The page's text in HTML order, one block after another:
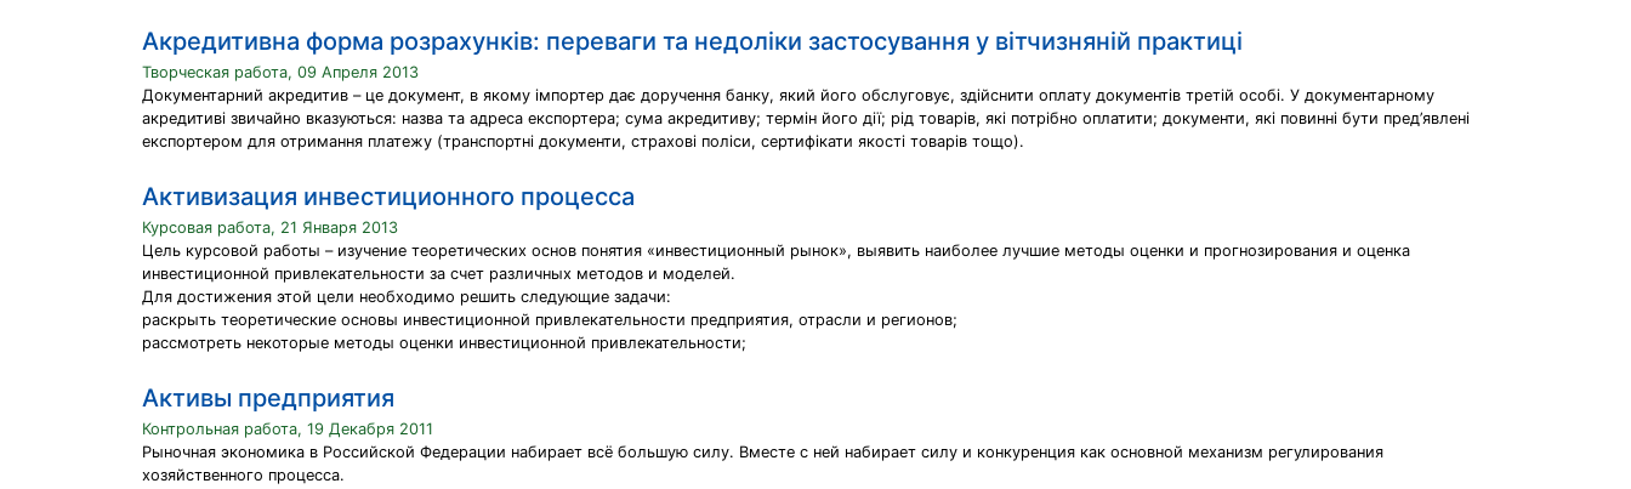
Акредитивна форма розрахунків: переваги та недоліки застосування у вітчизняній практиці
Творческая работа, 09 Апреля 2013
Документарний акредитив – це документ, в якому імпортер дає доручення банку, який його обслуговує, здійснити оплату документів третій особі. У документарному
акредитиві звичайно вказуються: назва та адреса експортера; сума акредитиву; термін його дії; рід товарів, які потрібно оплатити; документи, які повинні бути пред’явлені
експортером для отримання платежу (транспортні документи, страхові поліси, сертифікати якості товарів тощо).
Активизация инвестиционного процесса
Курсовая работа, 21 Января 2013
Цель курсовой работы – изучение теоретических основ понятия «инвестиционный рынок», выявить наиболее лучшие методы оценки и прогнозирования и оценка
инвестиционной привлекательности за счет различных методов и моделей.
Для достижения этой цели необходимо решить следующие задачи:
раскрыть теоретические основы инвестиционной привлекательности предприятия, отрасли и регионов;
рассмотреть некоторые методы оценки инвестиционной привлекательности;
Активы предприятия
Контрольная работа, 19 Декабря 2011
Рыночная экономика в Российской Федерации набирает всё большую силу. Вместе с ней набирает силу и конкуренция как основной механизм регулирования
хозяйственного процесса.